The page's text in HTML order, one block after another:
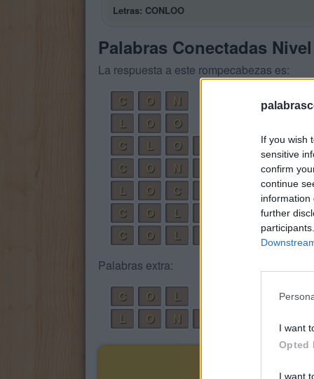
If you wish
sensitive
confirm
continue
information
further
I want
Opted
I want
Letras: CONLOO
Palabras Conectadas
La respuesta a este rompecabezas es:
C
O
N
L
O
O
C
L O
C
O N
L
O C
C
O L
C
O L
O
Palabras extra:
C
O
L
L
O N